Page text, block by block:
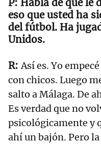
Habla de que le
eso que usted ha
del fútbol. Ha
Unidos.
Así es. Yo
con chicos. Luego
salto a Málaga. De
Es verdad que no
psicológicamente y
ahí un bajón. Pero